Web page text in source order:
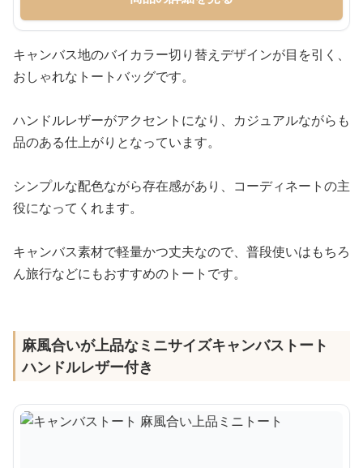
キャンバス地のバイカラー切り替えデザインが目を引く、
おしゃれなトートバッグです。
ハンドルレザーがアクセントになり、カジュアルながらも
品のある仕上がりとなっています。
シンプルな配色ながら存在感があり、コーディネートの主
役になってくれます。
キャンバス素材で軽量かつ丈夫なので、普段使いはもちろ
ん旅行などにもおすすめのトートです。
麻風合いが上品なミニサイズキャンバストート
ハンドルレザー付き